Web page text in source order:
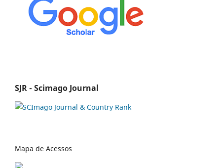
SJR - Scimago Journal
Mapa de Acessos